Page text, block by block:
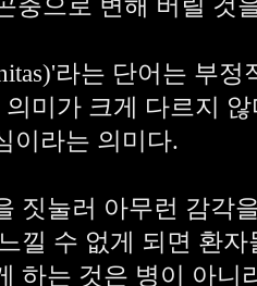
충으로 변해 버릴 것
라는 단어는 부
의미가 크게 다르지
이라는 의미다.
짓눌러 아무런 감각
낄 수 없게 되면 환
하는 것은 병이 아니